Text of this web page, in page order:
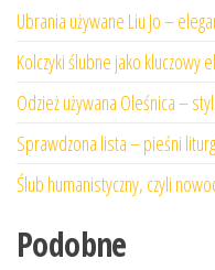
Ubrania używane Liu Jo –
Kolczyki ślubne jako kluczowy
Odzież używana Oleśnica –
Sprawdzona lista – pieśni
Ślub humanistyczny, czyli
Podobne